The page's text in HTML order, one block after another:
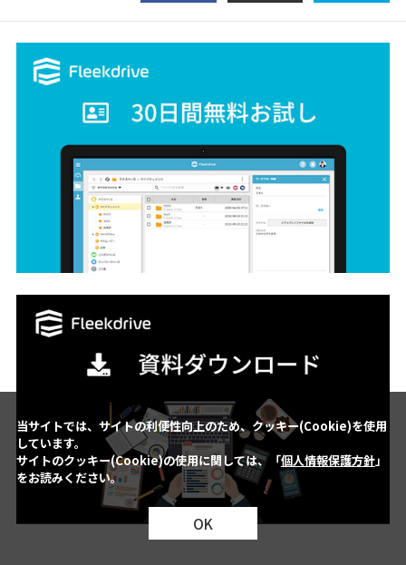
当サイトでは、サイトの利便性向上のため、クッキー(Cookie)を使用
しています。
サイトのクッキー(Cookie)の使用に関しては、「個人情報保護方針」
をお読みください。
OK